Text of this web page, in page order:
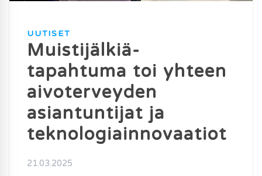
UUTISET
Muistijälkiä-
tapahtuma toi yhteen
aivoterveyden
asiantuntijat ja
teknologiainnovaatiot
21.03.2025